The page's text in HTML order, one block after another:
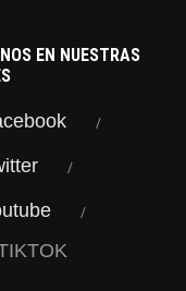
EN NUESTRAS